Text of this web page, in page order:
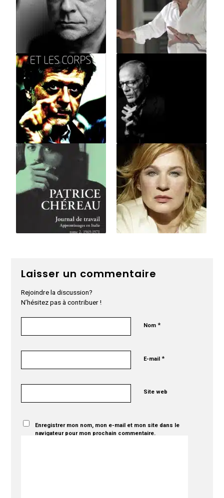
Laisser un commentaire
Rejoindre la discussion?
N’hésitez pas à contribuer !
Nom*
E-mail*
Site web
Enregistrer mon nom, mon e-mail et mon site dans le
navigateur pour mon prochain commentaire.